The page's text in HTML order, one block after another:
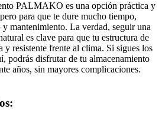
PALMAKO es una opción práctica y
para que te dure mucho tiempo,
mantenimiento. La verdad, seguir una
es clave para que tu estructura de
y resistente frente al clima. Si sigues los
podrás disfrutar de tu almacenamiento
años, sin mayores complicaciones.